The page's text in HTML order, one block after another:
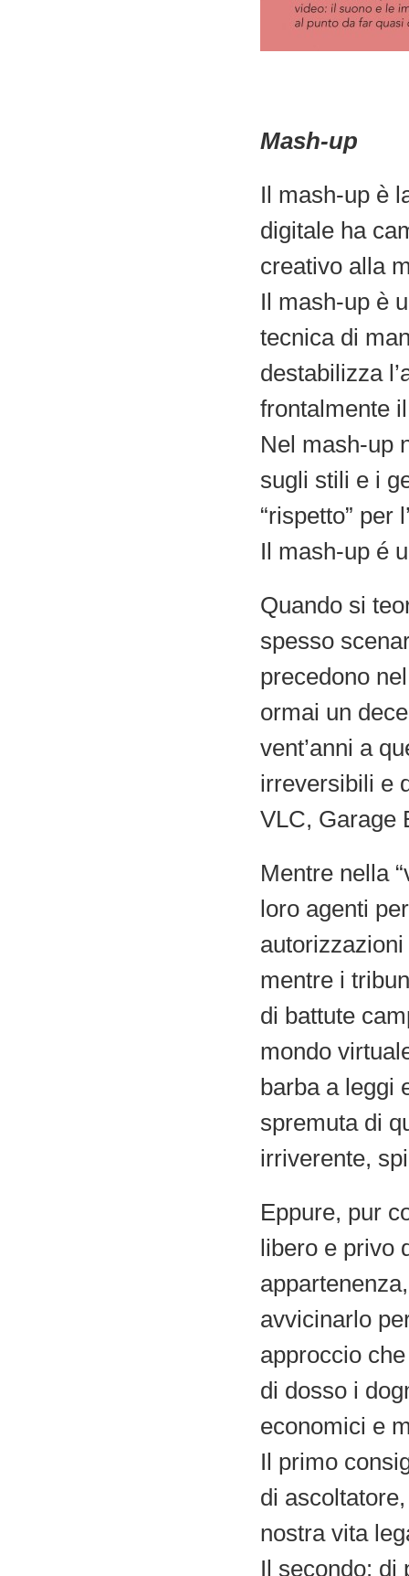
Mash-up
Il mash-up è
digitale ha
creativo alla
Il mash-up è
tecnica di
destabilizza
frontalmente
Nel mash-up
sugli stili e i
“rispetto” per
Il mash-up é
Quando si
spesso
precedono
ormai un
vent’anni a
irreversibili e
VLC, Garage
Mentre nella
loro agenti
mentre i
di battute
mondo
barba a leggi
spremuta di
irriverente,
Eppure, pur
libero e privo
avvicinarlo
approccio
di dosso i
economici e
Il primo
di
nostra vita
Il secondo: di